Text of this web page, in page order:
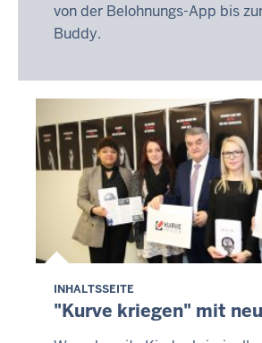
von der Belohnungs-App bis
Buddy.
INHALTSSEITE
"Kurve kriegen" mit